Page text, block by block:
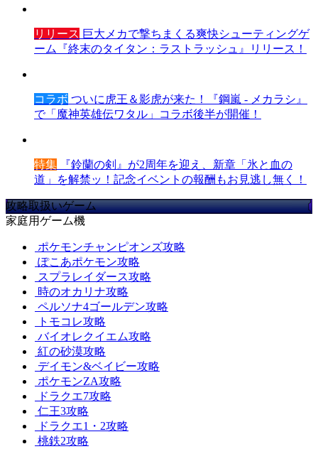
リリース 巨大メカで撃ちまくる爽快シューティングゲ
ーム『終末のタイタン：ラストラッシュ』リリース！
コラボ ついに虎王＆影虎が来た！『鋼嵐 - メカラシ』
で「魔神英雄伝ワタル」コラボ後半が開催！
特集 『鈴蘭の剣』が2周年を迎え、新章「氷と血の
道」を解禁ッ！記念イベントの報酬もお見逃し無く！
攻略取扱いゲーム
家庭用ゲーム機
ポケモンチャンピオンズ攻略
ぽこあポケモン攻略
スプラレイダース攻略
時のオカリナ攻略
ペルソナ4ゴールデン攻略
トモコレ攻略
バイオレクイエム攻略
紅の砂漠攻略
デイモン&ベイビー攻略
ポケモンZA攻略
ドラクエ7攻略
仁王3攻略
ドラクエ1・2攻略
桃鉄2攻略